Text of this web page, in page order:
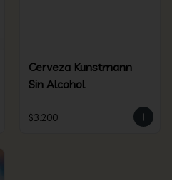
Cerveza Kunstmann
Sin Alcohol
$3.200